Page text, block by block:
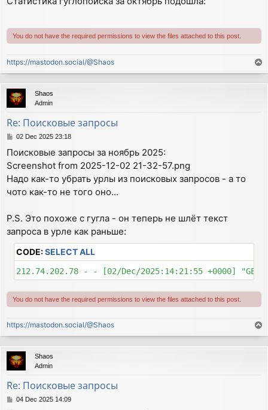
s
You do not have the required permissions to view the files attached to this post.
https://mastodon.social/@Shaos
o
p
Shaos
Admin
Re: Поисковые запросы
P
s
t
02 Dec 2025 23:18
Поисковые запросы за ноябрь 2025:
Screenshot from 2025-12-02 21-32-57.png
Надо как-то убрать урлы из поисковых запросов - а то
чото как-то не того оно...
P.S. Это похоже с гугла - он теперь не шлёт текст
запроса в урле как раньше:
CODE:SELECT ALL
You do not have the required permissions to view the files attached to this post.
https://mastodon.social/@Shaos
o
p
Shaos
Admin
Re: Поисковые запросы
P04 Dec 2025 14:09